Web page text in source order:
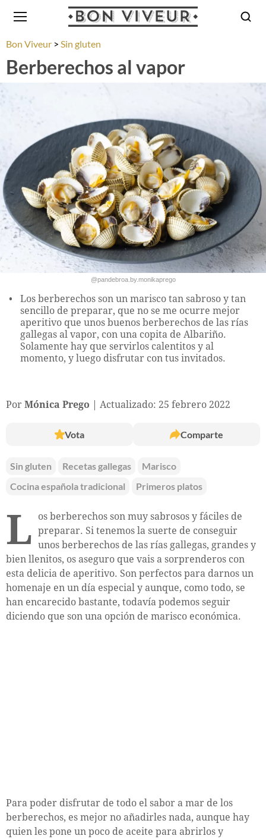
Bon Viveur Sin gluten
Berberechos al vapor
@pandebroa.by.monikaprego
Los berberechos son un marisco tan sabroso y tan
sencillo de preparar, que no se me ocurre mejor
aperitivo que unos buenos berberechos de las rías
gallegas al vapor, con una copita de Albariño.
Solamente hay que servirlos calentitos y al
momento, y luego disfrutar con tus invitados.
Por Mónica Prego Actualizado: 25 febrero 2022
Vota Comparte
Sin gluten Recetas gallegas
Marisco
Cocina española tradicional
Primeros platos
L
os berberechos son muy sabrosos y fáciles de
preparar. Si tenemos la suerte de conseguir
unos berberechos de las rías gallegas, grandes y
bien llenitos, os aseguro que vais a sorprenderos con
esta delicia de aperitivo. Son perfectos para darnos un
homenaje en un día especial y aunque, como todo, se
han encarecido bastante, todavía podemos seguir
diciendo que son una opción de marisco económica.
Para poder disfrutar de todo el sabor a mar de los
berberechos, es mejor no añadirles nada, aunque hay
quien les pone un poco de aceite para abrirlos y